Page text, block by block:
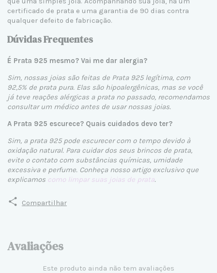
certificado de prata e uma garantia de 90 dias contra
qualquer defeito de fabricação.
Dúvidas Frequentes
É Prata 925 mesmo? Vai me dar alergia?
Sim, nossas joias são feitas de Prata 925 legítima, com
92,5% de prata pura. Elas são hipoalergênicas, mas se você
já teve reações alérgicas a prata no passado, recomendamos
consultar um médico antes de usar nossas joias.
A Prata 925 escurece? Quais cuidados devo ter?
Sim, a prata 925 pode escurecer com o tempo devido à
oxidação natural. Para cuidar dos seus brincos de prata,
evite o contato com substâncias químicas, umidade
excessiva e perfume. Conheça nosso artigo exclusivo que
explicamos como limpar suas joias de prata.
Compartilhar
Avaliações
Este produto ainda não tem avaliações